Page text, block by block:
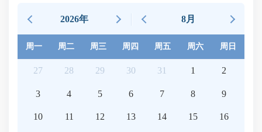
2026年 8月
周一 周二 周三 周四 周五 周六 周日
27 28 29 30 31 1 2
3 4 5 6 7 8 9
10 11 12 13 14 15 16